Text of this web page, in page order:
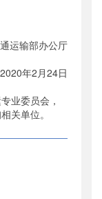
运输部办公厅
2020年2月24日
业委员会，
关单位。